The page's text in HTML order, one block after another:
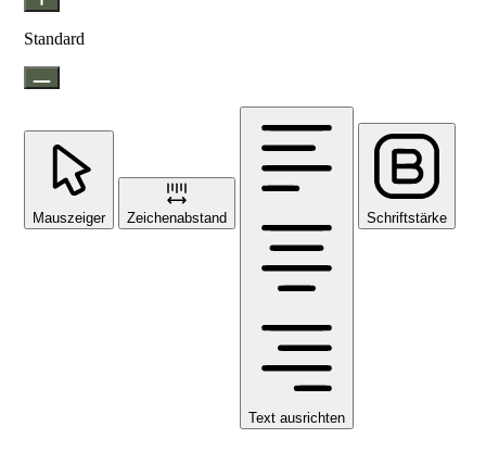
Standard
Mauszeiger Zeichenabstand
Text ausrichten
Schriftstärke